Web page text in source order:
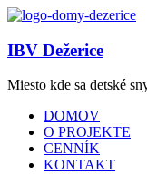
IBV Dežerice
Miesto kde sa detské
DOMOV
O PROJEKTE
CENNÍK
KONTAKT